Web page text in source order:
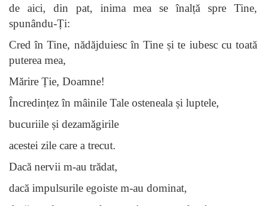
de aici, din pat, inima mea se înalță spre Tine,
spunându-Ți:
Cred în Tine, nădăjduiesc în Tine și te iubesc cu toată
puterea mea,
Mărire Ție, Doamne!
Încredințez în mâinile Tale osteneala și luptele,
bucuriile și dezamăgirile
acestei zile care a trecut.
Dacă nervii m-au trădat,
dacă impulsurile egoiste m-au dominat,